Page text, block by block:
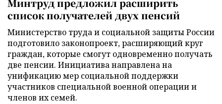
Минтруд предложил расширить
список получателей двух пенсий
Министерство труда и социальной защиты России
подготовило законопроект, расширяющий круг
граждан, которые смогут одновременно получать
две пенсии. Инициатива направлена на
унификацию мер социальной поддержки
участников специальной военной операции и
членов их семей.